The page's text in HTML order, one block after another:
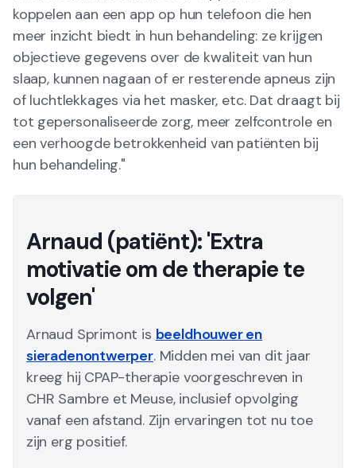
koppelen aan een app op hun telefoon die hen
meer inzicht biedt in hun behandeling: ze krijgen
objectieve gegevens over de kwaliteit van hun
slaap, kunnen nagaan of er resterende apneus zijn
of luchtlekkages via het masker, etc. Dat draagt bij
tot gepersonaliseerde zorg, meer zelfcontrole en
een verhoogde betrokkenheid van patiënten bij
hun behandeling."
Arnaud (patiënt): 'Extra
motivatie om de therapie te
volgen'
Arnaud Sprimont is beeldhouwer en
sieradenontwerper. Midden mei van dit jaar
kreeg hij CPAP-therapie voorgeschreven in
CHR Sambre et Meuse, inclusief opvolging
vanaf een afstand. Zijn ervaringen tot nu toe
zijn erg positief.